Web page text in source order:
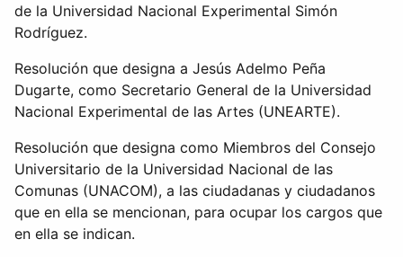
de la Universidad Nacional Experimental Simón
Rodríguez.
Resolución que designa a Jesús Adelmo Peña
Dugarte, como Secretario General de la Universidad
Nacional Experimental de las Artes (UNEARTE).
Resolución que designa como Miembros del Consejo
Universitario de la Universidad Nacional de las
Comunas (UNACOM), a las ciudadanas y ciudadanos
que en ella se mencionan, para ocupar los cargos que
en ella se indican.